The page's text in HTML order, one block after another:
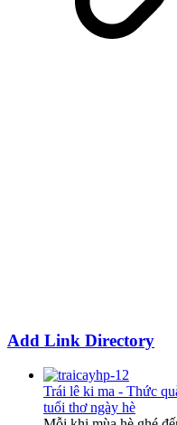
Add Link Directory
Trái lê ki ma - Thức
tuổi thơ ngày hè